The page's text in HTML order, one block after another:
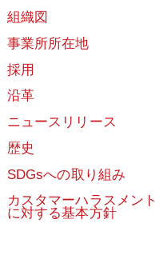
組織図
事業所所在地
採用
沿革
ニュースリリース
歴史
SDGsへの取り組み
カスタマーハラスメント
に対する基本方針